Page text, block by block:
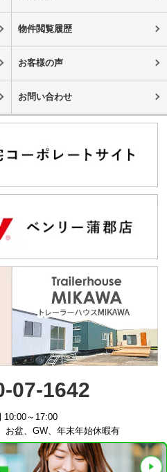
物件閲覧履歴
お客様の声
お問い合わせ
07-1642
10:00～17:00
盆、GW、年末年始休暇有